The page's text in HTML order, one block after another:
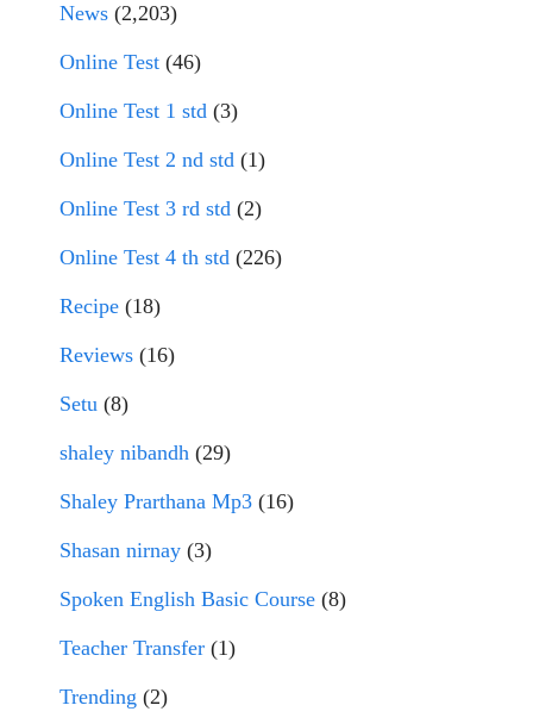
News (2,203)
Online Test (46)
Online Test 1 std (3)
Online Test 2 nd std (1)
Online Test 3 rd std (2)
Online Test 4 th std (226)
Recipe (18)
Reviews (16)
Setu (8)
shaley nibandh (29)
Shaley Prarthana Mp3 (16)
Shasan nirnay (3)
Spoken English Basic Course (8)
Teacher Transfer (1)
Trending (2)